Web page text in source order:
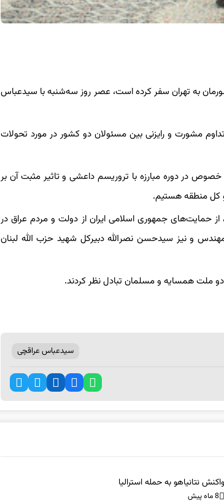
به تهران سفر کرده است، عصر روز سه‌شنبه با سیدعباس
تداوم مشورت و رایزنی بین مسئولان دو کشور در مورد تحولات
در دوره مبارزه با تروریسم داعشی و تاثیر مثبت آن بر
و کل منطقه هستیم.
از حمایت‌های جمهوری اسلامی ایران از دولت و مردم عراق در
و نیز سیدحسن نصرالله دبیرکل شهید حزب الله لبنان
ملت همسایه و مسلمان تبادل نظر کردند.
سیدعباس عراقچی
واکنش نتانیاهو به حمله استرالیا
8 ماه پیش